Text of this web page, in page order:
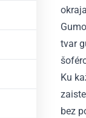
tvar
Ku
bez